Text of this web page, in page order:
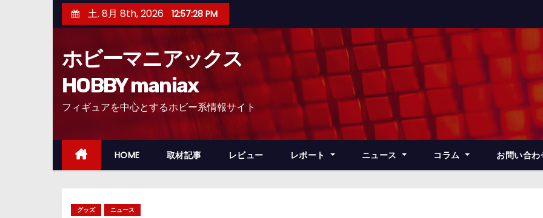
ン
ッ
土. 8月 8th, 2026 12:57:29 PM
ホビーマニアックス
HOBBY maniax
フィギュアを中心とするホビー系情報サイト
HOME 取材記事 レビュー レポート ニュース コラム お問い合わ
グッズ ニュース